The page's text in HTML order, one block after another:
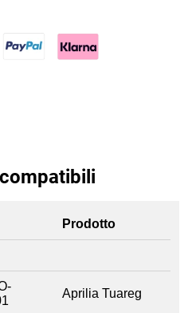
Prodotto
Aprilia Tuareg